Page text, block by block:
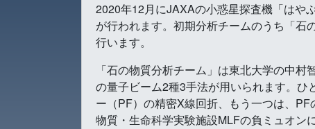
2020年12月にJAXAの小惑星探査機「はや
が行われます。初期分析チームのうち「石
行います。
「石の物質分析チーム」は東北大学の中
の量子ビーム2種3手法が用いられます。ひ
ー（PF）の精密X線回折、もう一つは、
物質・生命科学実験施設MLFの負ミュオン